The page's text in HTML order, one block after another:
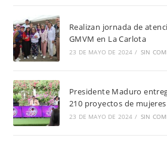
Realizan jornada de
GMVM en La Carlota
23 DE MAYO DE 2024 / SIN
Presidente Maduro
210 proyectos de
23 DE MAYO DE 2024 / SIN